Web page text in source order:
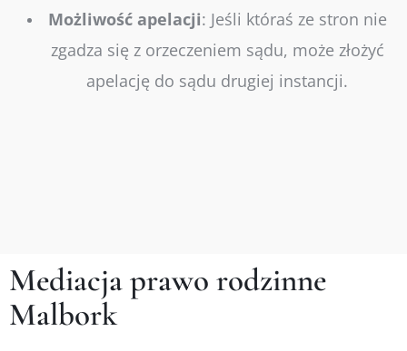
Możliwość apelacji: Jeśli któraś ze stron nie
zgadza się z orzeczeniem sądu, może złożyć
apelację do sądu drugiej instancji.
Mediacja prawo rodzinne
Malbork